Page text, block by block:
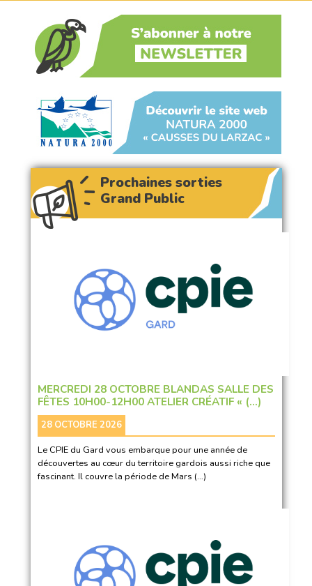
Prochaines sorties
Grand Public
MERCREDI 28 OCTOBRE BLANDAS SALLE DES
FÊTES 10H00-12H00 ATELIER CRÉATIF « (…)
28 OCTOBRE 2026
Le CPIE du Gard vous embarque pour une année de
découvertes au cœur du territoire gardois aussi riche que
fascinant. Il couvre la période de Mars (…)